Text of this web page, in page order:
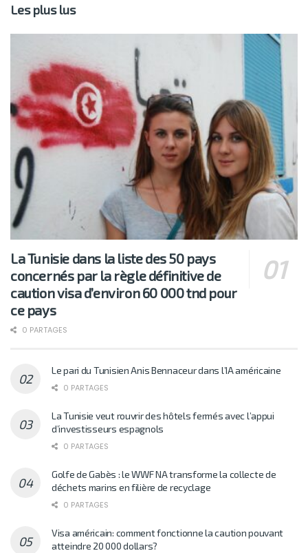
Les plus lus
La Tunisie dans la liste des 50 pays
concernés par la règle définitive de
caution visa d’environ 60 000 tnd pour
ce pays
0 PARTAGES
Le pari du Tunisien Anis Bennaceur dans l’IA américaine
0 PARTAGES
La Tunisie veut rouvrir des hôtels fermés avec l’appui
d’investisseurs espagnols
0 PARTAGES
Golfe de Gabès : le WWF NA transforme la collecte de
déchets marins en filière de recyclage
0 PARTAGES
Visa américain: comment fonctionne la caution pouvant
atteindre 20 000 dollars?